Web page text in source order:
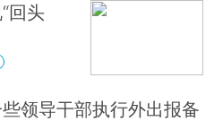
回头
领导干部执行外出报备